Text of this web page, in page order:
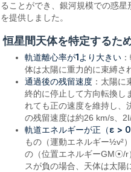
ることができ、銀河規模での惑
を提供しました。
恒星間天体を特定するた
軌道離心率が1より大きい
体は太陽に重力的に束縛さ
通過後の残留速度 ：太陽
終的に停止して方向転換し
れても正の速度を維持し、
の残留速度は約26 km/s、
軌道エネルギーが正（ε > 0
もの（運動エネルギー½v²
の（位置エネルギーGM☉/r
スが負の場合、天体は太陽